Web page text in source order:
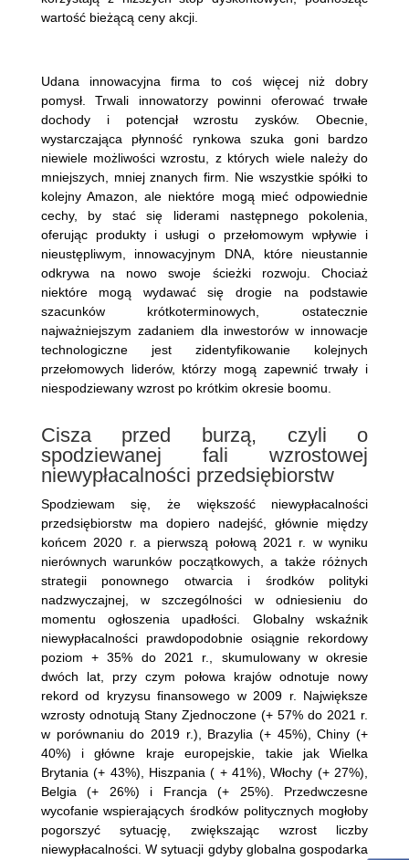
wartość bieżącą ceny akcji.
Udana innowacyjna firma to coś więcej niż dobry
pomysł. Trwali innowatorzy powinni oferować trwałe
dochody i potencjał wzrostu zysków. Obecnie,
wystarczająca płynność rynkowa szuka goni bardzo
niewiele możliwości wzrostu, z których wiele należy do
mniejszych, mniej znanych firm. Nie wszystkie spółki to
kolejny Amazon, ale niektóre mogą mieć odpowiednie
cechy, by stać się liderami następnego pokolenia,
oferując produkty i usługi o przełomowym wpływie i
nieustępliwym, innowacyjnym DNA, które nieustannie
odkrywa na nowo swoje ścieżki rozwoju. Chociaż
niektóre mogą wydawać się drogie na podstawie
szacunków krótkoterminowych, ostatecznie
najważniejszym zadaniem dla inwestorów w innowacje
technologiczne jest zidentyfikowanie kolejnych
przełomowych liderów, którzy mogą zapewnić trwały i
niespodziewany wzrost po krótkim okresie boomu.
Cisza przed burzą, czyli o
spodziewanej fali wzrostowej
niewypłacalności przedsiębiorstw
Spodziewam się, że większość niewypłacalności
przedsiębiorstw ma dopiero nadejść, głównie między
końcem 2020 r. a pierwszą połową 2021 r. w wyniku
nierównych warunków początkowych, a także różnych
strategii ponownego otwarcia i środków polityki
nadzwyczajnej, w szczególności w odniesieniu do
momentu ogłoszenia upadłości. Globalny wskaźnik
niewypłacalności prawdopodobnie osiągnie rekordowy
poziom + 35% do 2021 r., skumulowany w okresie
dwóch lat, przy czym połowa krajów odnotuje nowy
rekord od kryzysu finansowego w 2009 r. Największe
wzrosty odnotują Stany Zjednoczone (+ 57% do 2021 r.
w porównaniu do 2019 r.), Brazylia (+ 45%), Chiny (+
40%) i główne kraje europejskie, takie jak Wielka
Brytania (+ 43%), Hiszpania ( + 41%), Włochy (+ 27%),
Belgia (+ 26%) i Francja (+ 25%). Przedwczesne
wycofanie wspierających środków politycznych mogłoby
pogorszyć sytuację, zwiększając wzrost liczby
niewypłacalności. W sytuacji gdyby globalna gospodarka